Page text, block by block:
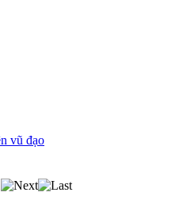
vũ đạo